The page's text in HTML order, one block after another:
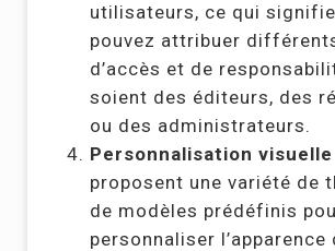
utilisateurs, ce qui
pouvez attribuer
d’accès et de
soient des éditeurs, des
ou des administrateurs.
Personnalisation visuelle
proposent une variété de
de modèles prédéfinis
personnaliser l’apparence